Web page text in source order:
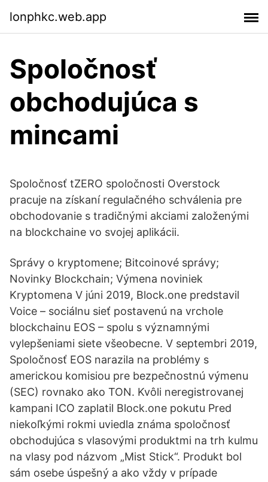
lonphkc.web.app
Spoločnosť
obchodujúca s
mincami
Spoločnosť tZERO spoločnosti Overstock
pracuje na získaní regulačného schválenia pre
obchodovanie s tradičnými akciami založenými
na blockchaine vo svojej aplikácii.
Správy o kryptomene; Bitcoinové správy;
Novinky Blockchain; Výmena noviniek
Kryptomena V júni 2019, Block.one predstavil
Voice – sociálnu sieť postavenú na vrchole
blockchainu EOS – spolu s významnými
vylepšeniami siete všeobecne. V septembri 2019,
Spoločnosť EOS narazila na problémy s
americkou komisiou pre bezpečnostnú výmenu
(SEC) rovnako ako TON. Kvôli neregistrovanej
kampani ICO zaplatil Block.one pokutu Pred
niekoľkými rokmi uviedla známa spoločnosť
obchodujúca s vlasovými produktmi na trh kulmu
na vlasy pod názvom „Mist Stick“. Produkt bol
sám osebe úspešný a ako vždy v prípade